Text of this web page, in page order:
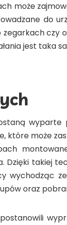
może
do
czy
jest taka
wyparte
które może
Dzięki takiej
wychodząc
oraz